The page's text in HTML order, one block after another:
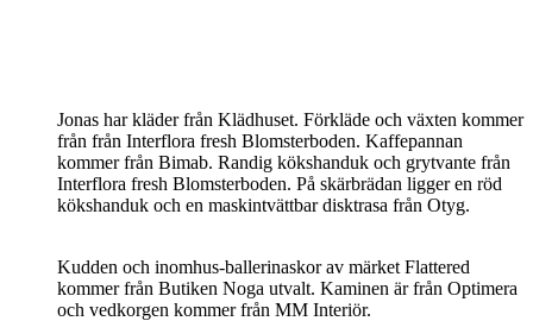
Jonas har kläder från Klädhuset. Förkläde och växten kommer
från från Interflora fresh Blomsterboden. Kaffepannan
kommer från Bimab. Randig kökshanduk och grytvante från
Interflora fresh Blomsterboden. På skärbrädan ligger en röd
kökshanduk och en maskintvättbar disktrasa från Otyg.
Kudden och inomhus-ballerinaskor av märket Flattered
kommer från Butiken Noga utvalt. Kaminen är från Optimera
och vedkorgen kommer från MM Interiör.